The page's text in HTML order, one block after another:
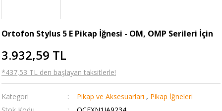
Ortofon Stylus 5 E Pikap İğnesi - OM, OMP Serileri İçin
3.932,59 TL
*437,53 TL den başlayan taksitlerle!
Kategori Pikap ve Aksesuarları , Pikap İğneleri